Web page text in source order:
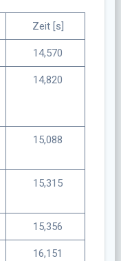
Zeit [s]
14,570
14,820
15,088
15,315
15,356
16,151